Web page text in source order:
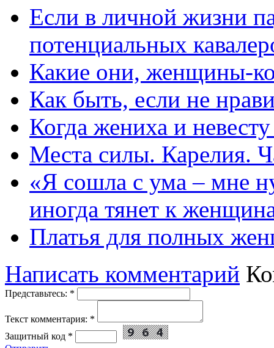
Если в личной жизни
потенциальных
Какие они, женщины-
Как быть, если не
Когда жениха и
Места силы. Карелия.
«Я сошла с ума – мне
иногда тянет к
Платья для полных
Написать комментарий
Представьтесь: *
Текст комментария: *
Защитный код *